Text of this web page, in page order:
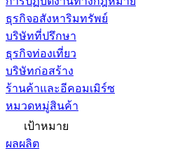
ธุรกิจอสังหาริมทรัพย์
บริษัทที่ปรึกษา
ธุรกิจท่องเที่ยว
บริษัทก่อสร้าง
ร้านค้าและอีคอมเมิร์ซ
หมวดหมู่สินค้า
เป้าหมาย
ผลผลิต